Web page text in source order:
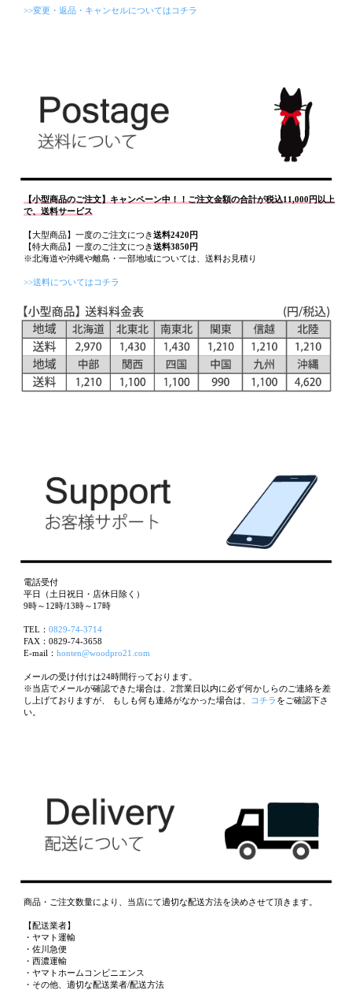
>>変更・返品・キャンセルについてはコチラ
【小型商品のご注文】キャンペーン中！！ご注文金額の合計が税込11,000円以上
で、送料サービス
【大型商品】一度のご注文につき送料2420円
【特大商品】一度のご注文につき送料3850円
※北海道や沖縄や離島・一部地域については、送料お見積り
>>送料についてはコチラ
電話受付
平日（土日祝日・店休日除く）
9時～12時/13時～17時
TEL： 0829-74-3714
FAX：0829-74-3658
E-mail： honten@woodpro21.com
メールの受け付けは24時間行っております。
※当店でメールが確認できた場合は、2営業日以内に必ず何かしらのご連絡を差
し上げておりますが、 もしも何も連絡がなかった場合は、
コチラ をご確認下さ
い。
商品・ご注文数量により、当店にて適切な配送方法を決めさせて頂きます。
【配送業者】
・ヤマト運輸
・佐川急便
・西濃運輸
・ヤマトホームコンビニエンス
・その他、適切な配送業者/配送方法